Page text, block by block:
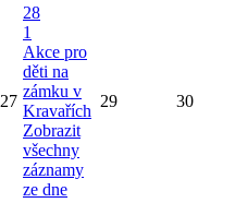
27
28
1
Akce pro
děti na
zámku v
Kravařích
Zobrazit
všechny
záznamy
ze dne
29 30